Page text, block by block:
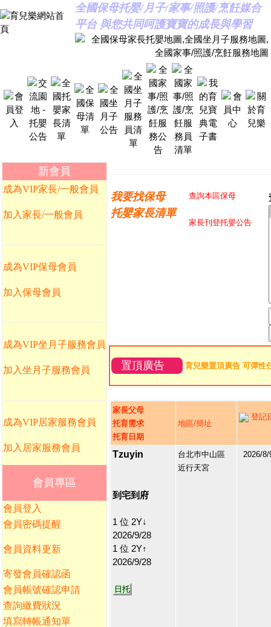
全國保母托嬰/月子/家事/照護/烹飪媒合
平台 與您共同呵護寶寶的成長與學習
新會員
成為VIP家長/一般會員
加入家長/一般會員
成為VIP保母會員
加入保母會員
成為VIP坐月子服務會員
加入坐月子服務會員
成為VIP居家服務會員
加入居家服務會員
會員專區
會員登入
會員密碼提醒
會員資料更新
寄發會員確認函
會員帳號確認申請
查詢繳費狀況
填寫轉帳通知單
我要找保母
托嬰家長清單
查詢本區保母
家長刊登托嬰公告
置頂廣告 育兒樂置頂廣告 可彈性
家長父母
托育需求
托育日期
地區/簡址
登記
Tzuyin
到宅到府
1 位 2Y↓
2026/9/28
1 位 2Y↑
2026/9/28
日托
台北巿中山區
近行天宮
2026/8/